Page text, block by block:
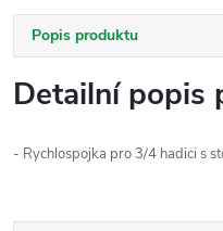
Popis produktu
Detailní popis
- Rychlospojka pro 3/4 hadici s